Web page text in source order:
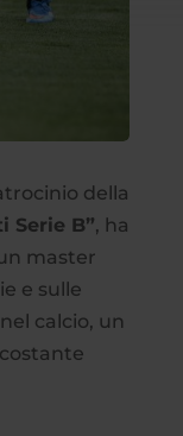
della
Serie B”, ha
master
e sulle
calcio, un